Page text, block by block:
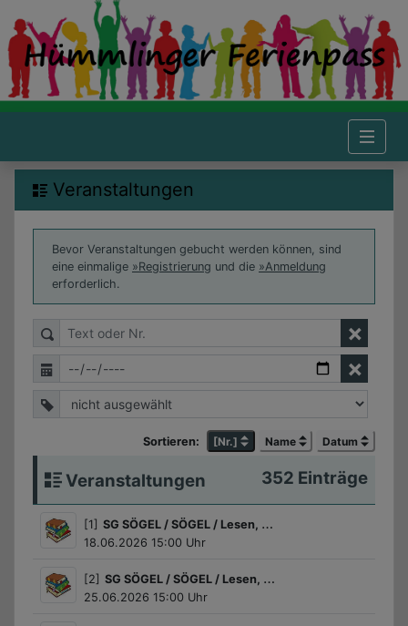
Hümmlinger Ferienpass - Veranstaltungen
Veranstaltungen
Veranstaltungen
Bevor Veranstaltungen gebucht werden können, sind
eine einmalige
Registrierung und die
Anmeldung
erforderlich.
Filter für die Veranstaltungsübersicht
Filtern nach Veranstaltungstext oder Nummer
Filtern nach Veranstaltungsdatum
Filtern nach Kategorie
Sortieren: [Nr.] Name Datum
Veranstaltungen 352 Einträge
[1] SG SÖGEL / SÖGEL / Lesen, Rätseln, Überraschung abholen
18.06.2026 15:00 Uhr
[2] SG SÖGEL / SÖGEL / Lesen, Rätseln, Überraschung abholen
25.06.2026 15:00 Uhr